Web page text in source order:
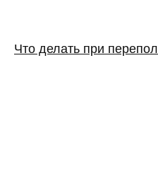
Что делать при